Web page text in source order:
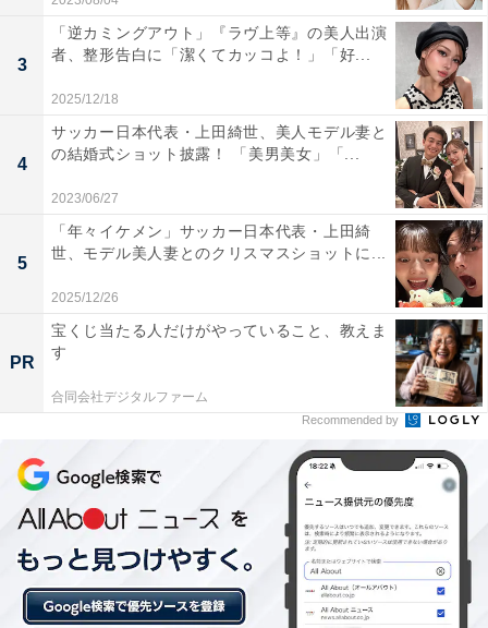
3
「逆カミングアウト」『ラヴ上等』の美人出演
者、整形告白に「潔くてカッコよ！」「好...
2025/12/18
4
サッカー日本代表・上田綺世、美人モデル妻と
の結婚式ショット披露！ 「美男美女」「...
2023/06/27
5
「年々イケメン」サッカー日本代表・上田綺
世、モデル美人妻とのクリスマスショットに...
2025/12/26
PR
宝くじ当たる人だけがやっていること、教えま
す
合同会社デジタルファーム
Recommended by